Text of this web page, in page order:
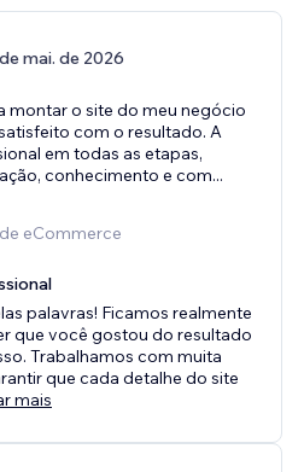
mai. de 2026
montar o site do meu negócio
com o resultado. A
em todas as etapas,
conhecimento e com...
eCommerce
palavras! Ficamos realmente
que você gostou do resultado
Trabalhamos com muita
que cada detalhe do site
mais